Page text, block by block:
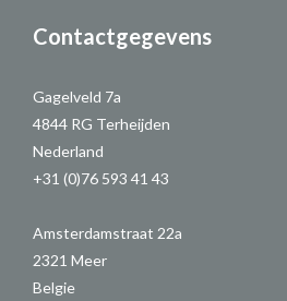
Contactgegevens
Gagelveld 7a
4844 RG Terheijden
Nederland
+31 (0)76 593 41 43
Amsterdamstraat 22a
2321 Meer
Belgie